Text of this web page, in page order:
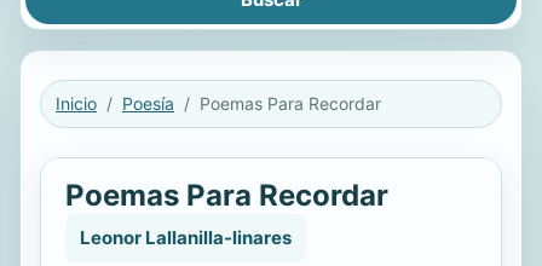
Inicio Poesía Poemas Para Recordar
Poemas Para Recordar
Leonor Lallanilla-linares